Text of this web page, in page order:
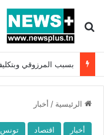
بحث عن
الرئيسية / أخبار
أخبار اقتصاد تونس